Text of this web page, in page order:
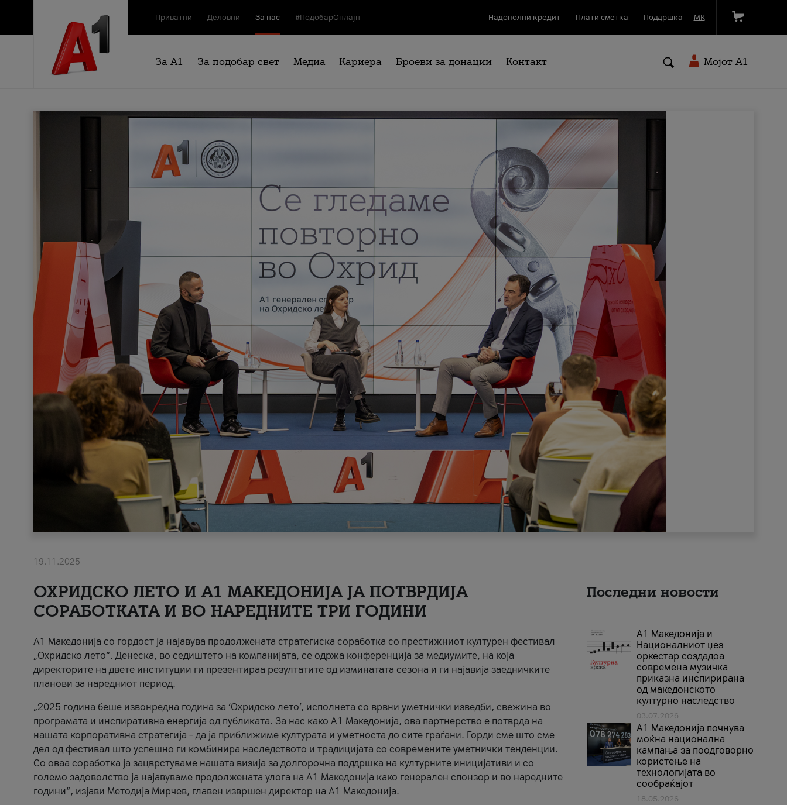
Приватни Деловни За нас #ПодобарОнлајн Надополни кредит Плати сметка Поддршка МК
За А1 За подобар свет Медиа Кариера Броеви за донации Контакт Мојот A1
19.11.2025
ОХРИДСКО ЛЕТО И A1 МАКЕДОНИЈА ЈА ПОТВРДИЈА
СОРАБОТКАТА И ВО НАРЕДНИТЕ ТРИ ГОДИНИ
A1 Македонија со гордост ја најавува продолжената стратегиска соработка со престижниот културен фестивал
„Охридско лето“. Денеска, во седиштето на компанијата, се одржа конференција за медиумите, на која
директорите на двете институции ги презентираа резултатите од изминатата сезона и ги најавија заедничките
планови за наредниот период.
„2025 година беше извонредна година за ‘Охридско лето’, исполнета со врвни уметнички изведби, свежина во
програмата и инспиративна енергија од публиката. За нас како A1 Македонија, ова партнерство е потврда на
нашата корпоративна стратегија – да ја приближиме културата и уметноста до сите граѓани. Горди сме што сме
дел од фестивал што успешно ги комбинира наследството и традицијата со современите уметнички тенденции.
Со оваа соработка ја зацврстуваме нашата визија за долгорочна поддршка на културните иницијативи и со
големо задоволство ја најавуваме продолжената улога на A1 Македонија како генерален спонзор и во наредните
години“, изјави Методија Мирчев, главен извршен директор на A1 Македонија.
Последни новости
А1 Македонија и
Националниот џез
оркестар создадоа
современа музичка
приказна инспирирана
од македонското
културно наследство
03.07.2026
A1 Македонија почнува
моќна национална
кампања за поодговорно
користење на
технологијата во
сообраќајот
18.05.2026